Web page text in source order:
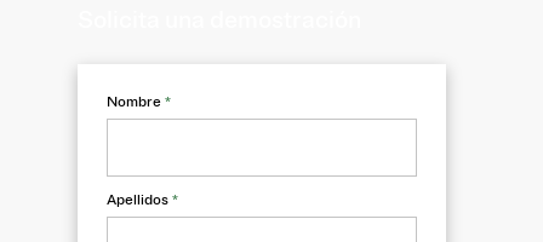
Nombre *
Apellidos *